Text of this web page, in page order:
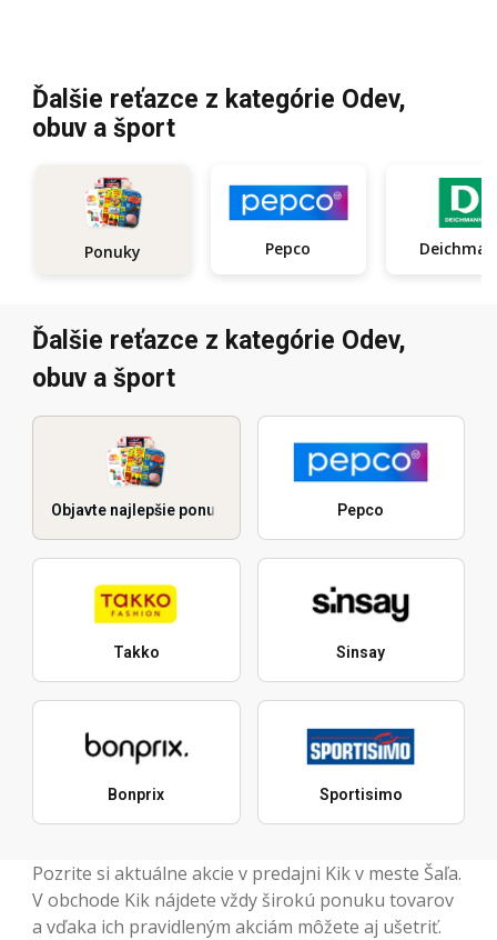
Ďalšie reťazce z kategórie Odev,
obuv a šport
Ponuky Pepco
Ďalšie reťazce z kategórie Odev,
obuv a šport
Objavte najlepšie ponuky Pepco
Takko Sinsay
Bonprix Sportisimo
Pozrite si aktuálne akcie v predajni Kik v meste Šaľa.
V obchode Kik nájdete vždy širokú ponuku tovarov
a vďaka ich pravidleným akciám môžete aj ušetriť.